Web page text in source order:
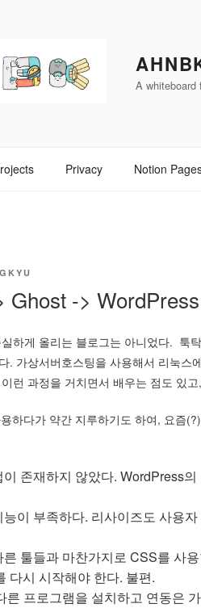
A whiteboard
Privacy Notion
Ghost -> WordPress
하게 올리는 블로그는 아니었다. 툭
. 가상서버호스팅을 사용해서 리눅스
런 과정을 거치면서 배우는 점도 있
하다가 약간 지루하기도 하여, 요즘
존재하지 않았다. WordPress
이 부족하다. 리사이즈도 사용
툴들과 마찬가지로 CSS를 사
다시 시작해야 한다. 불편.
른 프로그램을 설치하고 연동은